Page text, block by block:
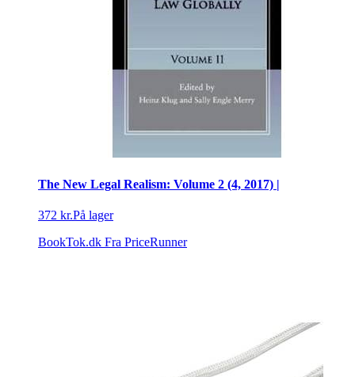
The New Legal Realism: Volume 2 (4, 2017) |
372 kr.På lager
BookTok.dk Fra PriceRunner